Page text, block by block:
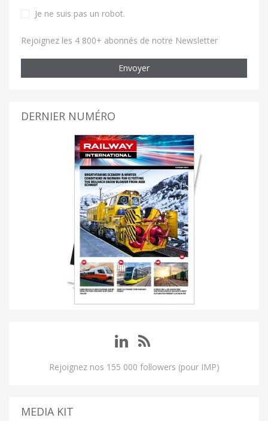
Je ne suis pas un robot.
Rejoignez les 4 800+ abonnés de notre Newsletter
Envoyer
DERNIER NUMÉRO
Rejoignez nos 155 000 followers (pour IMP)
MEDIA KIT